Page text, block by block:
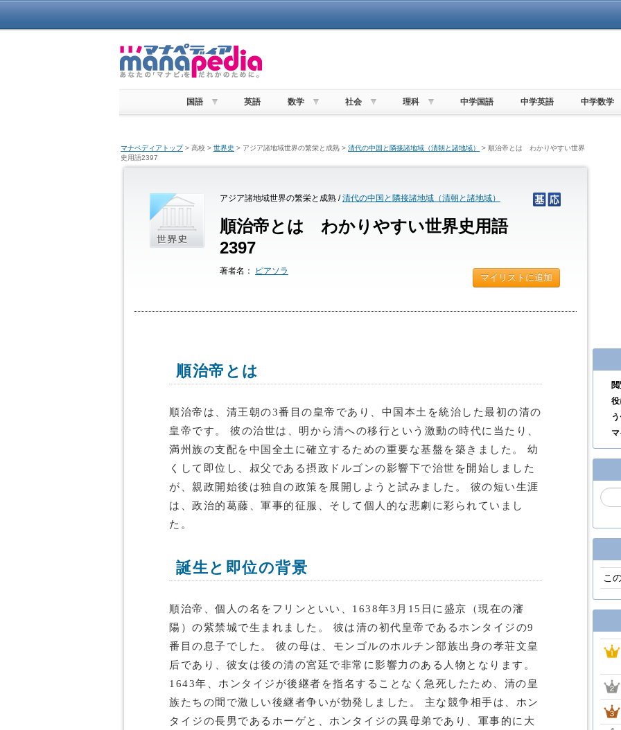
国語 英語 数学 社会 理科 中学国語 中学英語 中学数学
マナペディアトップ> 高校 > 世界史 > アジア諸地域世界の繁栄と成熟 > 清代の中国と隣接諸地域（清朝と諸地域）
> 順治帝とは わかりやすい世界
史用語2397
アジア諸地域世界の繁栄と成熟 /清代の中国と隣接諸地域（清朝と諸地域）
順治帝とは わかりやすい世界史用語
2397
著者名： ピアソラ
マイリストに追加
順治帝とは
順治帝は、清王朝の3番目の皇帝であり、中国本土を統治した最初の清の
皇帝です。 彼の治世は、明から清への移行という激動の時代に当たり、
満州族の支配を中国全土に確立するための重要な基盤を築きました。 幼
くして即位し、叔父である摂政ドルゴンの影響下で治世を開始しました
が、親政開始後は独自の政策を展開しようと試みました。 彼の短い生涯
は、政治的葛藤、軍事的征服、そして個人的な悲劇に彩られていまし
た。
誕生と即位の背景
順治帝、個人の名をフリンといい、1638年3月15日に盛京（現在の瀋
陽）の紫禁城で生まれました。 彼は清の初代皇帝であるホンタイジの9
番目の息子でした。 彼の母は、モンゴルのホルチン部族出身の孝荘文皇
后であり、彼女は後の清の宮廷で非常に影響力のある人物となります。
1643年、ホンタイジが後継者を指名することなく急死したため、清の皇
族たちの間で激しい後継者争いが勃発しました。 主な競争相手は、ホン
タイジの長男であるホーゲと、ホンタイジの異母弟であり、軍事的に大
こ